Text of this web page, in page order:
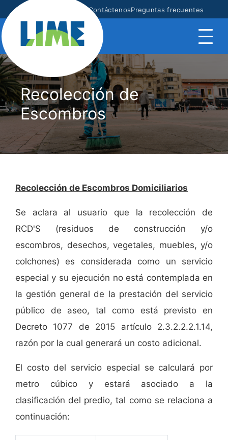
TransparenciaContáctenosPreguntas frecuentes
Recolección de
Escombros
Recolección de Escombros Domiciliarios
Se aclara al usuario que la recolección de
RCD'S (residuos de construcción y/o
escombros, desechos, vegetales, muebles, y/o
colchones) es considerada como un servicio
especial y su ejecución no está contemplada en
la gestión general de la prestación del servicio
público de aseo, tal como está previsto en
Decreto 1077 de 2015 artículo 2.3.2.2.2.1.14,
razón por la cual generará un costo adicional.
El costo del servicio especial se calculará por
metro cúbico y estará asociado a la
clasificación del predio, tal como se relaciona a
continuación: